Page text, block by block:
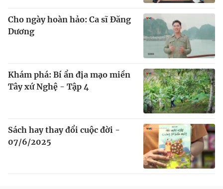
Cho ngày hoàn hảo: Ca sĩ Đăng
Dương
Khám phá: Bí ẩn địa mạo miền
Tây xứ Nghệ - Tập 4
Sách hay thay đổi cuộc đời -
07/6/2025